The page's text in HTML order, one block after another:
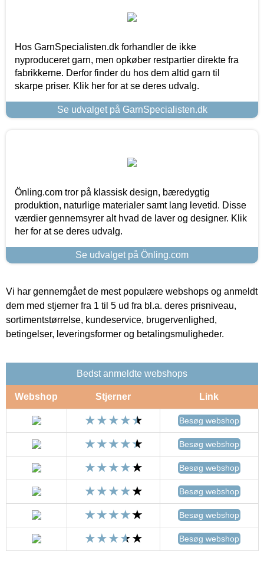
Hos GarnSpecialisten.dk forhandler de ikke
nyproduceret garn, men opkøber restpartier direkte fra
fabrikkerne. Derfor finder du hos dem altid garn til
skarpe priser. Klik her for at se deres udvalg.
Se udvalget på GarnSpecialisten.dk
Önling.com tror på klassisk design, bæredygtig
produktion, naturlige materialer samt lang levetid. Disse
værdier gennemsyrer alt hvad de laver og designer. Klik
her for at se deres udvalg.
Se udvalget på Önling.com
Vi har gennemgået de mest populære webshops og anmeldt
dem med stjerner fra 1 til 5 ud fra bl.a. deres prisniveau,
sortimentstørrelse, kundeservice, brugervenlighed,
betingelser, leveringsformer og betalingsmuligheder.
Bedst anmeldte webshops
Webshop Stjerner Link
Besøg webshop
Besøg webshop
Besøg webshop
Besøg webshop
Besøg webshop
Besøg webshop